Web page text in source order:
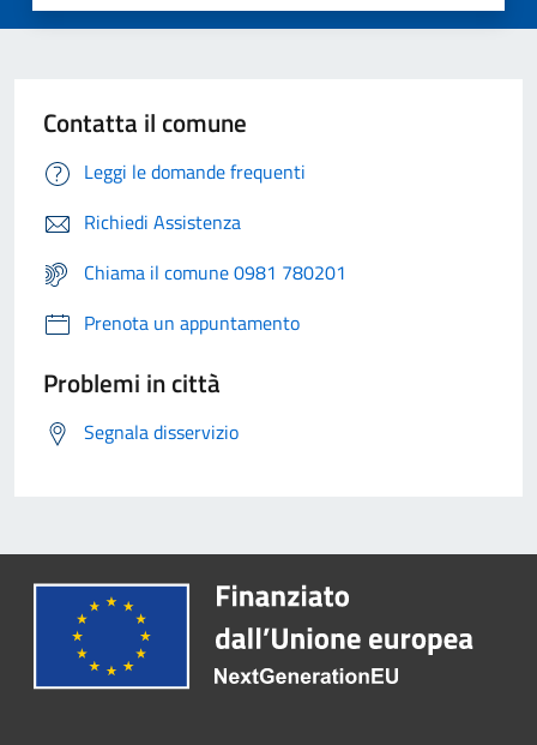
Contatta il comune
Leggi le domande frequenti
Richiedi Assistenza
Chiama il comune 0981 780201
Prenota un appuntamento
Problemi in città
Segnala disservizio